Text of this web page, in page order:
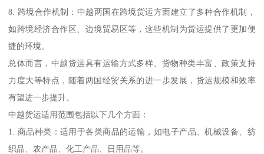
8. 跨境合作机制：中越两国在跨境货运方面建立了多种合作机制，
如跨境经济合作区、边境贸易区等，这些机制为货运提供了更加便
捷的环境。
总体而言，中越货运具有运输方式多样、货物种类丰富、政策支持
力度大等特点，随着两国经贸关系的进一步发展，货运规模和效率
有望进一步提升。
中越货运适用范围包括以下几个方面：
1. 商品种类：适用于各类商品的运输，如电子产品、机械设备、纺
织品、农产品、化工产品、日用品等。